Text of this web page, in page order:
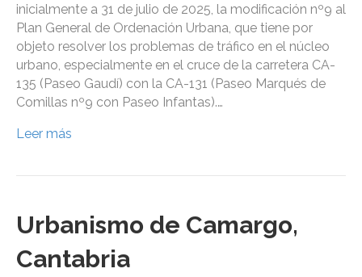
inicialmente a 31 de julio de 2025, la modificación nº9 al
Plan General de Ordenación Urbana, que tiene por
objeto resolver los problemas de tráfico en el núcleo
urbano, especialmente en el cruce de la carretera CA-
135 (Paseo Gaudí) con la CA-131 (Paseo Marqués de
Comillas nº9 con Paseo Infantas).…
Leer más
Urbanismo de Camargo,
Cantabria